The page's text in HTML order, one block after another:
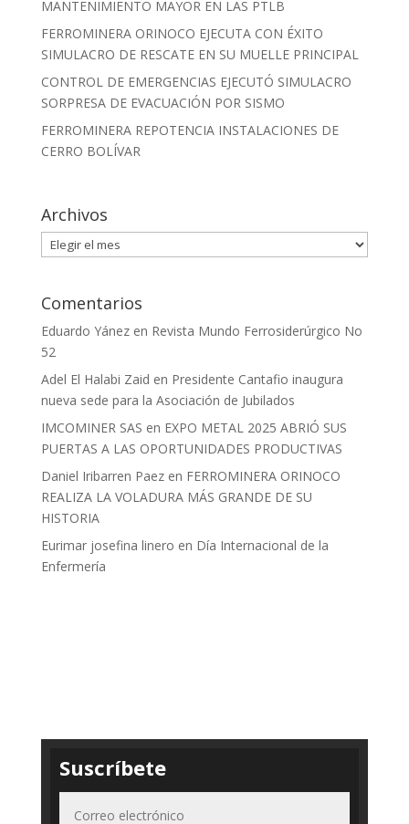
MANTENIMIENTO MAYOR EN LAS PTLB
FERROMINERA ORINOCO EJECUTA CON ÉXITO
SIMULACRO DE RESCATE EN SU MUELLE PRINCIPAL
CONTROL DE EMERGENCIAS EJECUTÓ SIMULACRO
SORPRESA DE EVACUACIÓN POR SISMO
FERROMINERA REPOTENCIA INSTALACIONES DE
CERRO BOLÍVAR
Archivos
Archivos
Comentarios
Eduardo Yánezen Revista Mundo Ferrosiderúrgico No
52
Adel El Halabi Zaid en Presidente Cantafio inaugura
nueva sede para la Asociación de Jubilados
IMCOMINER SAS en EXPO METAL 2025 ABRIÓ SUS
PUERTAS A LAS OPORTUNIDADES PRODUCTIVAS
Daniel Iribarren Paezen FERROMINERA ORINOCO
REALIZA LA VOLADURA MÁS GRANDE DE SU
HISTORIA
Eurimar josefina linero en Día Internacional de la
Enfermería
Suscríbete